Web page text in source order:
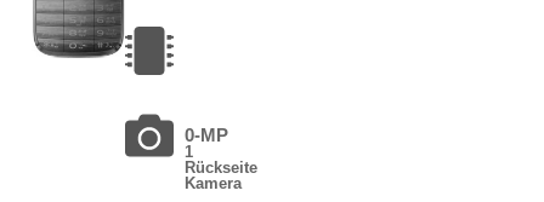
0-MP
1
Rückseite
Kamera